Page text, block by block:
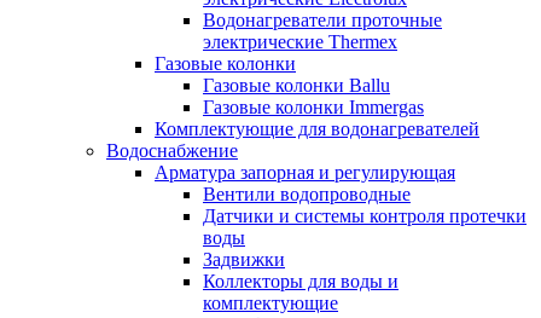
Водонагреватели проточные
электрические Thermex
Газовые колонки
Газовые колонки Ballu
Газовые колонки Immergas
Комплектующие для водонагревателей
Водоснабжение
Арматура запорная и регулирующая
Вентили водопроводные
Датчики и системы контроля протечки
воды
Задвижки
Коллекторы для воды и
комплектующие